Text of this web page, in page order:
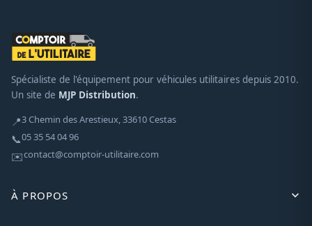
Spécialiste de l'équipement pour véhicules utilitaires depuis 2010.
Un site de MJP Distribution.
📍3 Chemin des Arestieux, 33610 Cestas
📞05 35 54 04 96
✉️contact@comptoir-utilitaire.com
À PROPOS